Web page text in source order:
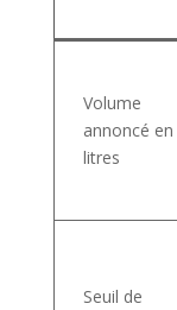
Volume
annoncé en
litres
Seuil de